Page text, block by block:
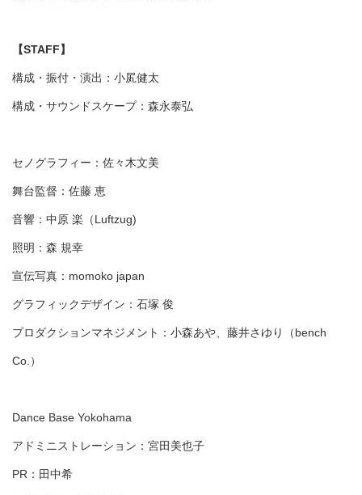
【STAFF】
構成・振付・演出：小㞍健太
構成・サウンドスケープ：森永泰弘
セノグラフィー：佐々木文美
舞台監督：佐藤 恵
音響：中原 楽（Luftzug)
照明：森 規幸
宣伝写真：momoko japan
グラフィックデザイン：石塚 俊
プロダクションマネジメント：小森あや、藤井さゆり（bench
Co.）
Dance Base Yokohama
アドミニストレーション：宮田美也子
PR：田中希